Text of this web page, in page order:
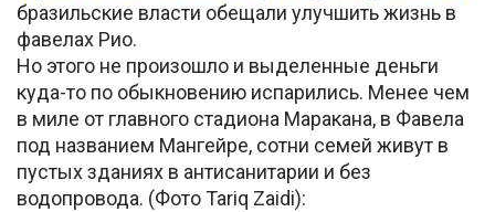
бразильские власти обещали улучшить жизнь в
фавелах Рио.
Но этого не произошло и выделенные деньги
куда-то по обыкновению испарились. Менее чем
в миле от главного стадиона Маракана, в Фавела
под названием Мангейре, сотни семей живут в
пустых зданиях в антисанитарии и без
водопровода. (Фото Tariq Zaidi):